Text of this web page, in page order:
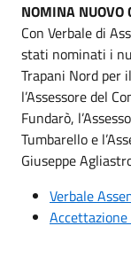
NOMINA NUOVO
Con Verbale di
stati nominati i
Trapani Nord
l’Assessore del
Fundarò,
Tumbarello e
Giuseppe
Verbale